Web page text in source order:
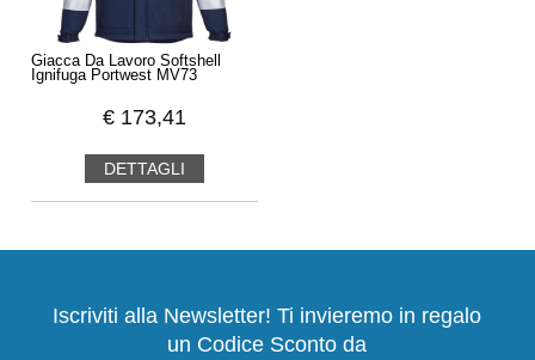
Giacca Da Lavoro Softshell
Ignifuga Portwest MV73
€ 173,41
DETTAGLI
Iscriviti alla Newsletter! Ti invieremo in regalo
un Codice Sconto da